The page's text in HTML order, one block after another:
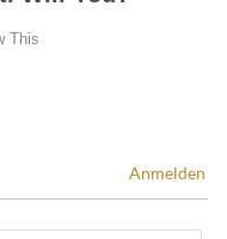
Anmelden